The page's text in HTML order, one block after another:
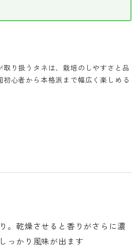
り扱うタネは、栽培のしやすさと品
心者から本格派まで幅広く楽しめる
。乾燥させると香りがさらに濃
っかり風味が出ます